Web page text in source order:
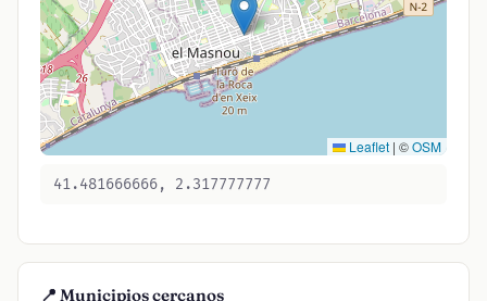
Leaflet | ©OSM
41.481666666, 2.317777777
📍 Municipios cercanos